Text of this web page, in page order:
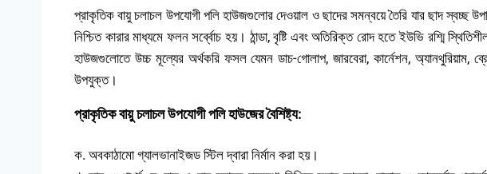
প্রাকৃতিক বায়ু চলাচল উপযোগী পলি হাউজগুলোর দেওয়াল ও ছাদের সমন্বয়ে তৈরি যার ছাদ স্বচ্ছ
নিশ্চিত কারার মাধ্যমে ফলন সর্ব্বোচ হয়। ঠান্ডা, বৃষ্টি এবং অতিরিক্ত রোদ হতে ইউভি রশ্মি
হাউজগুলোতে উচ্চ মূল্যের অর্থকরি ফসল যেমন ডাচ-গোলাপ, জারবেরা, কার্নেশন,
উপযুক্ত।
প্রাকৃতিক বায়ু চলাচল উপযোগী পলি হাউজের বৈশিষ্ট্য:
ক. অবকাঠামো গ্যালভানাইজড স্টিল দ্বারা নির্মান করা হয়।